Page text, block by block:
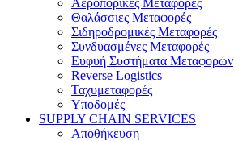
Αεροπορικές Μεταφορές
Θαλάσσιες Μεταφορές
Σιδηροδρομικές Μεταφορές
Συνδυασμένες Μεταφορές
Ευφυή Συστήματα Μεταφορών
Reverse Logistics
Ταχυμεταφορές
Υποδομές
SUPPLY CHAIN SERVICES
Αποθήκευση